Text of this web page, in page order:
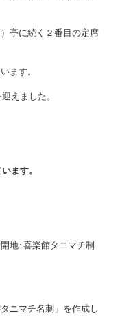
亭に続く２番目の定席
ます。
えました。
ます。
地･喜楽館タニマチ制
ニマチ名刺」を作成し